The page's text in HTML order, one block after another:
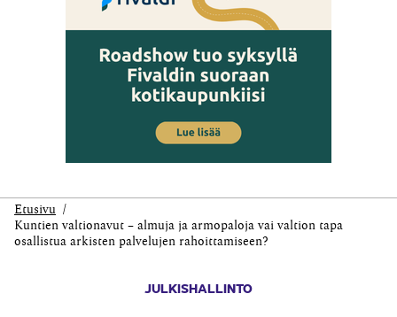
Etusivu
Kuntien valtionavut – almuja ja armopaloja vai valtion tapa
osallistua arkisten palvelujen rahoittamiseen?
JULKISHALLINTO